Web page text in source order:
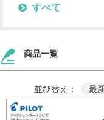
すべて
商品一覧
並び替え： 最